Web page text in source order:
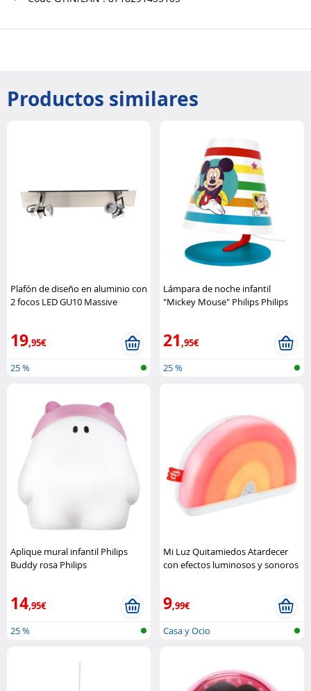
Productos similares
Plafón de diseño en aluminio con
2 focos LED GU10 Massive
19,95€
25 %
Lámpara de noche infantil
"Mickey Mouse" Philips Philips
21,95€
25 %
Aplique mural infantil Philips
Buddy rosa Philips
14,95€
25 %
Mi Luz Quitamiedos Atardecer
con efectos luminosos y sonoros
9,99€
Casa y Ocio